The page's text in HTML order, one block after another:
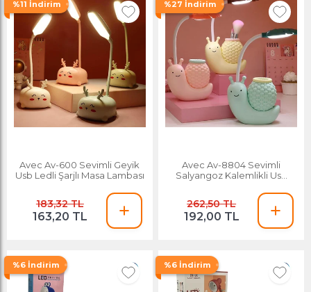
%11 İndirim
Avec Av-600 Sevimli Geyik
Usb Ledli Şarjlı Masa Lambası
183,32 TL
163,20 TL
%27 İndirim
Avec Av-8804 Sevimli
Salyangoz Kalemlikli Usb
262,50 TL
192,00 TL
%6 İndirim %6 İndirim